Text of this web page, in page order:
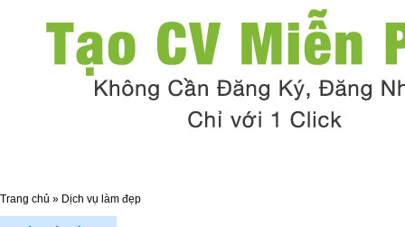
Trang chủ » Dịch vụ làm đẹp